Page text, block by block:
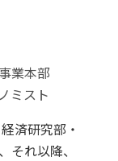
業本部
ミスト
済研究部・
それ以降、